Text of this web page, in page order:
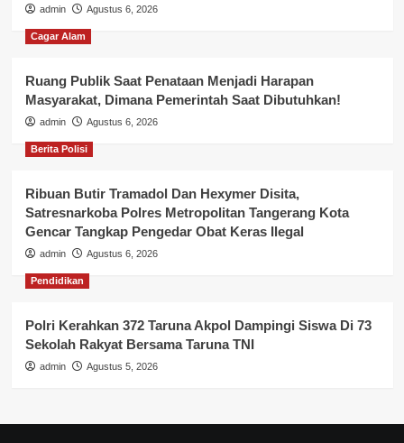
admin Agustus 6, 2026
Cagar Alam
Ruang Publik Saat Penataan Menjadi Harapan
Masyarakat, Dimana Pemerintah Saat Dibutuhkan!
admin Agustus 6, 2026
Berita Polisi
Ribuan Butir Tramadol Dan Hexymer Disita,
Satresnarkoba Polres Metropolitan Tangerang Kota
Gencar Tangkap Pengedar Obat Keras Ilegal
admin Agustus 6, 2026
Pendidikan
Polri Kerahkan 372 Taruna Akpol Dampingi Siswa Di 73
Sekolah Rakyat Bersama Taruna TNI
admin Agustus 5, 2026